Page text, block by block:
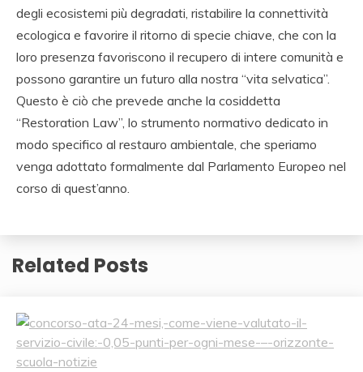
degli ecosistemi più degradati, ristabilire la connettività
ecologica e favorire il ritorno di specie chiave, che con la
loro presenza favoriscono il recupero di intere comunità e
possono garantire un futuro alla nostra “vita selvatica”.
Questo è ciò che prevede anche la cosiddetta
“Restoration Law”, lo strumento normativo dedicato in
modo specifico al restauro ambientale, che speriamo
venga adottato formalmente dal Parlamento Europeo nel
corso di quest’anno.
Related Posts